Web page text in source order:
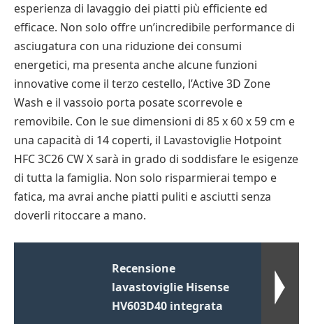
esperienza di lavaggio dei piatti più efficiente ed
efficace. Non solo offre un’incredibile performance di
asciugatura con una riduzione dei consumi
energetici, ma presenta anche alcune funzioni
innovative come il terzo cestello, l’Active 3D Zone
Wash e il vassoio porta posate scorrevole e
removibile. Con le sue dimensioni di 85 x 60 x 59 cm e
una capacità di 14 coperti, il Lavastoviglie Hotpoint
HFC 3C26 CW X sarà in grado di soddisfare le esigenze
di tutta la famiglia. Non solo risparmierai tempo e
fatica, ma avrai anche piatti puliti e asciutti senza
doverli ritoccare a mano.
Recensione
lavastoviglie Hisense
HV603D40 integrata